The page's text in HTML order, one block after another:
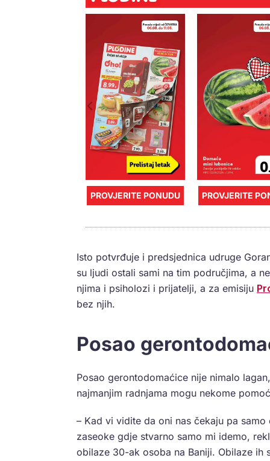
PROVJERITE PONUDU PROVJERITE
Isto potvrđuje i predsjednica udruge
su ljudi ostali sami na tim područjima, a
njima i psiholozi i prijatelji, a za emisiju
bez njih.
Posao
Posao gerontodomaćice nije nimalo
najmanjim radnjama mogu nekome
– Kad vi vidite da oni nas čekaju pa
zaseoke gdje stvarno samo mi idemo,
obilaze 30-ak osoba na Baniji. Obilaze